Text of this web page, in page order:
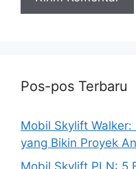
Pos-pos Terbaru
Mobil Skylift
yang Bikin Proyek
Mobil Skylift PLN: 5